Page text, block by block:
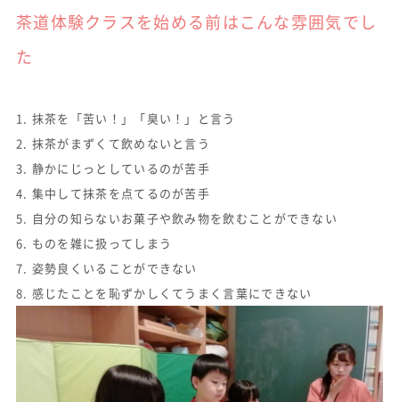
茶道体験クラスを始める前はこんな雰囲気でし
た
1. 抹茶を「苦い！」「臭い！」と言う
2. 抹茶がまずくて飲めないと言う
3. 静かにじっとしているのが苦手
4. 集中して抹茶を点てるのが苦手
5. 自分の知らないお菓子や飲み物を飲むことができない
6. ものを雑に扱ってしまう
7. 姿勢良くいることができない
8. 感じたことを恥ずかしくてうまく言葉にできない